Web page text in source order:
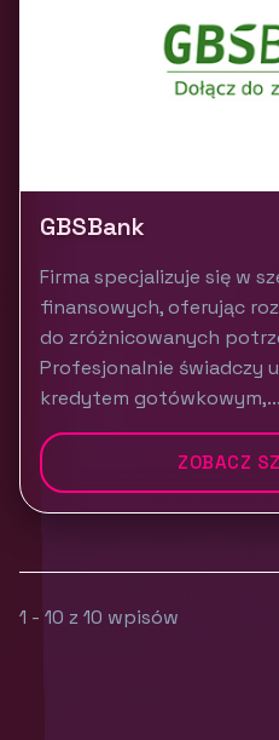
GBSBank
Firma specjalizuje się w
finansowych, oferując
do zróżnicowanych
Profesjonalnie świadczy
kredytem gotówkowym,...
ZOBACZ
1 - 10 z 10 wpisów